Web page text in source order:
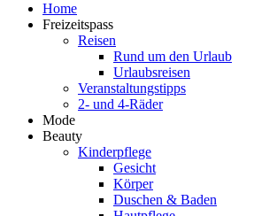
Home
Freizeitspass
Reisen
Rund um den Urlaub
Urlaubsreisen
Veranstaltungstipps
2- und 4-Räder
Mode
Beauty
Kinderpflege
Gesicht
Körper
Duschen & Baden